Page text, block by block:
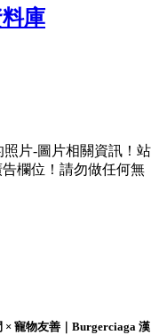
庫
片-圖片相關資訊！站
欄位！請勿做任何無
× 寵物友善｜Burgerciaga 漢